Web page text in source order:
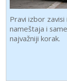
Pravi izbor
nameštaja i
najvažniji korak.